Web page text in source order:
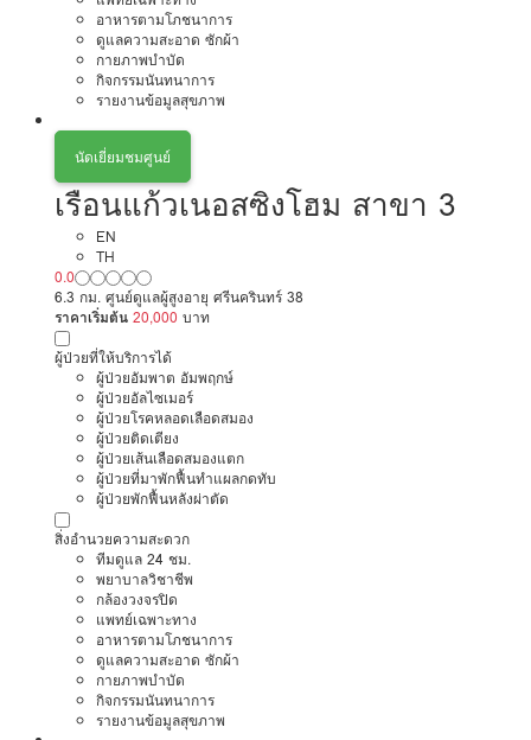
อาหารตามโภชนาการ
ดูแลความสะอาด ซักผ้า
กายภาพบำบัด
กิจกรรมนันทนาการ
รายงานข้อมูลสุขภาพ
นัดเยี่ยมชมศูนย์
เรือนแก้วเนอสซิงโฮม สาขา 3
EN
TH
0.0
6.3 กม. ศูนย์ดูแลผู้สูงอายุ ศรีนครินทร์ 38
ราคาเริ่มต้น 20,000 บาท
ผู้ป่วยที่ให้บริการได้
ผู้ป่วยอัมพาต อัมพฤกษ์
ผู้ป่วยอัลไซเมอร์
ผู้ป่วยโรคหลอดเลือดสมอง
ผู้ป่วยติดเตียง
ผู้ป่วยเส้นเลือดสมองแตก
ผู้ป่วยที่มาพักฟื้นทำแผลกดทับ
ผู้ป่วยพักฟื้นหลังผ่าตัด
สิ่งอำนวยความสะดวก
ทีมดูแล 24 ชม.
พยาบาลวิชาชีพ
กล้องวงจรปิด
แพทย์เฉพาะทาง
อาหารตามโภชนาการ
ดูแลความสะอาด ซักผ้า
กายภาพบำบัด
กิจกรรมนันทนาการ
รายงานข้อมูลสุขภาพ